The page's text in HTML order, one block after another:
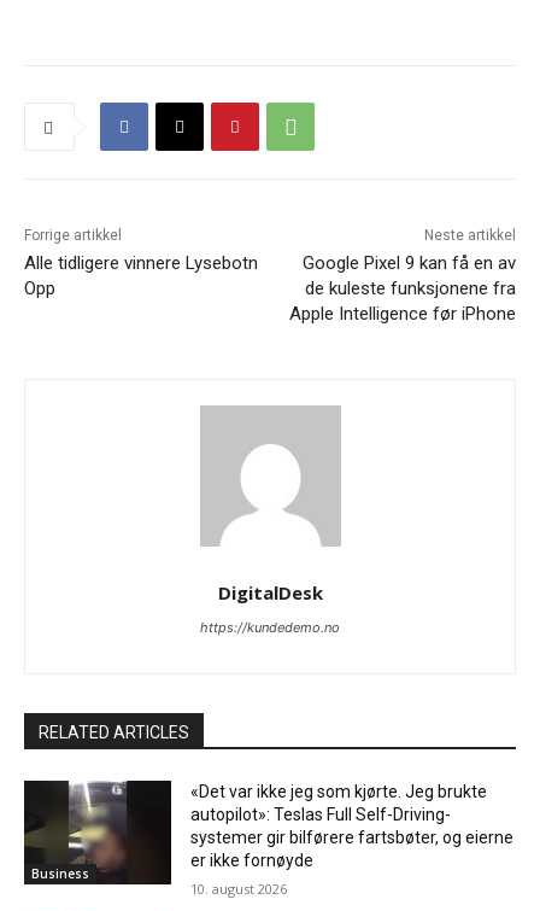
Forrige artikkel
Alle tidligere vinnere Lysebotn
Opp
Neste artikkel
Google Pixel 9 kan få en av
de kuleste funksjonene fra
Apple Intelligence før iPhone
DigitalDesk
https://kundedemo.no
RELATED ARTICLES
Business
«Det var ikke jeg som kjørte. Jeg brukte
autopilot»: Teslas Full Self-Driving-
systemer gir bilførere fartsbøter, og eierne
er ikke fornøyde
10. august 2026